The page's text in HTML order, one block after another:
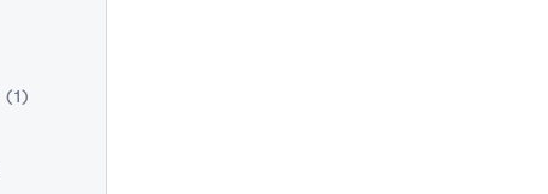
1